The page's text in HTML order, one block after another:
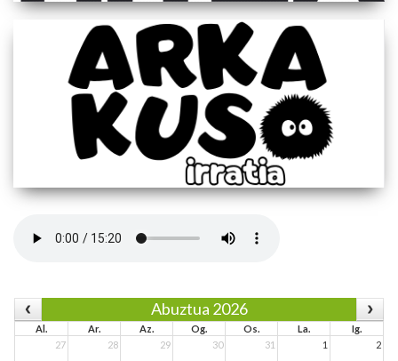
Abuztua 2026
Al. Ar. Az. Og. Os. La.
Ig.
27
28 29 30 31 1 2